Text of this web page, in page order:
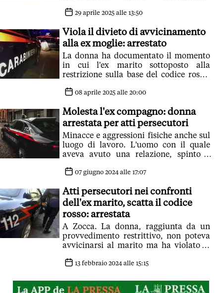
confermato la custodia in carcere
29 aprile 2025 alle 13:50
Viola il divieto di avvicinamento
alla ex moglie: arrestato
La donna ha documentato il momento
in cui l'ex marito sottoposto alla
restrizione sulla base del codice rosso,
08 aprile 2025 alle 20:00
Molesta l'ex compagno: donna
arrestata per atti persecutori
Minacce e aggressioni fisiche anche sul
luogo di lavoro. L'uomo con il quale
aveva avuto una relazione, spinto a
all'ennesima minaccia. Scattato il
l'arresto e dispone il divieto di
avvicinamento e braccialetto
elettronico
07 giugno 2024 alle 17:07
Atti persecutori nei confronti
dell'ex marito, scatta il codice
rosso: arrestata
A Zocca. La donna, raggiunta da un
provvedimento restrittivo, non poteva
avvicinarsi al marito ma ha violato le
vari reati, ora è in carcere
13 febbraio 2024 alle 15:15